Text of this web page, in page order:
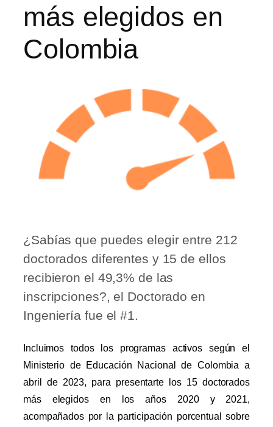
más elegidos en
Colombia
¿Sabías que puedes elegir entre 212
doctorados diferentes y 15 de ellos
recibieron el 49,3% de las
inscripciones?, el Doctorado en
Ingeniería fue el #1.
Incluimos todos los programas activos según el
Ministerio de Educación Nacional de Colombia a
abril de 2023, para presentarte los15 doctorados
más elegidos en los años 2020 y 2021,
acompañados por la participación porcentual sobre